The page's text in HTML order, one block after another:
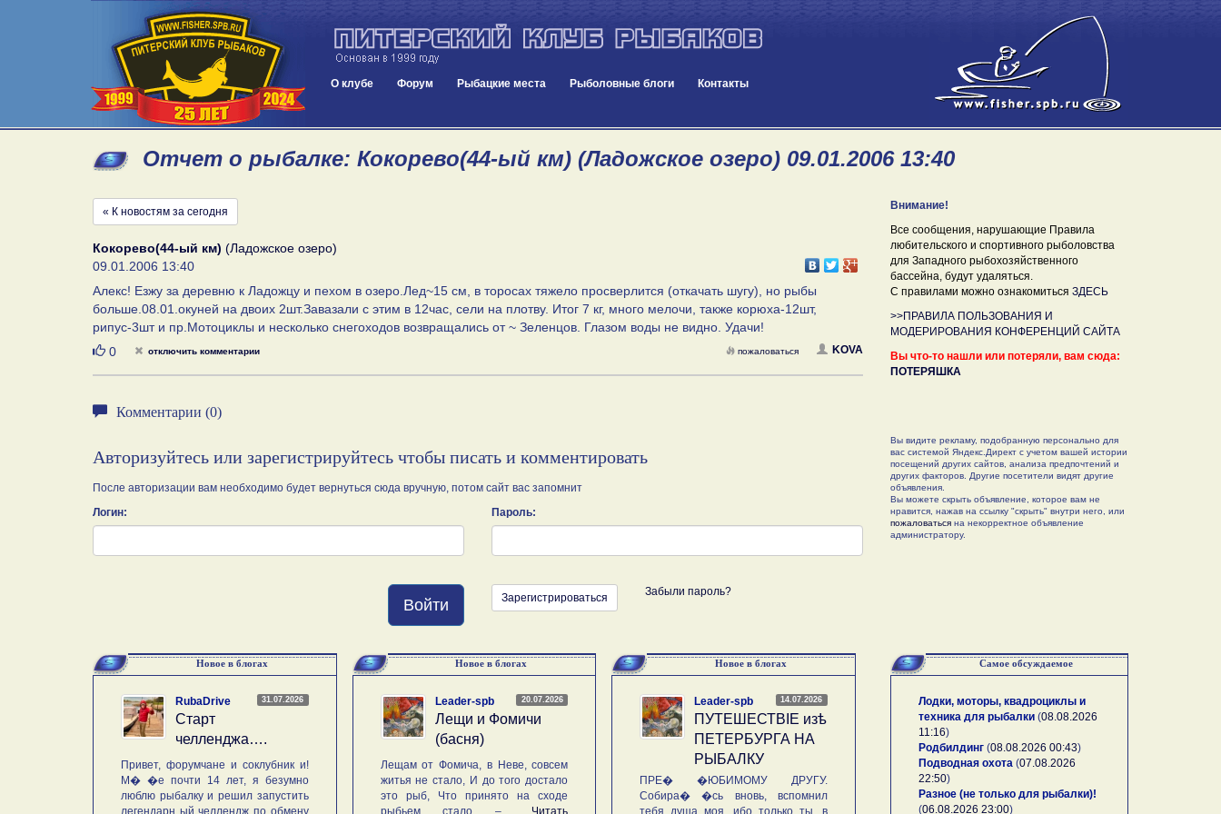
О клубе Форум Рыбацкие места Рыболовные блоги Контакты
Отчет о рыбалке: Кокорево(44-ый км) (Ладожское озеро) 09.01.2006 13:40
« К новостям за сегодня
Кокорево(44-ый км) (Ладожское озеро)
09.01.2006 13:40
Алекс! Езжу за деревню к Ладожцу и пехом в озеро.Лед~15 см, в торосах тяжело просверлится (откачать шугу), но рыбы
больше.08.01.окуней на двоих 2шт.Завазали с этим в 12час, сели на плотву. Итог 7 кг, много мелочи, также корюха-12шт,
рипус-3шт и пр.Мотоциклы и несколько снегоходов возвращались от ~ Зеленцов. Глазом воды не видно. Удачи!
Нравится
0 отключить комментарии KOVA
пожаловаться
Комментарии (0)
Авторизуйтесь или зарегистрируйтесь чтобы писать и комментировать
После авторизации вам необходимо будет вернуться сюда вручную, потом сайт вас запомнит
Логин:
Пароль:
Войти Зарегистрироваться Забыли пароль?
Внимание!
Все сообщения, нарушающие Правила
любительского и спортивного рыболовства
для Западного рыбохозяйственного
бассейна, будут удаляться.
С правилами можно ознакомиться ЗДЕСЬ
>>ПРАВИЛА ПОЛЬЗОВАНИЯ И
МОДЕРИРОВАНИЯ КОНФЕРЕНЦИЙ САЙТА
Вы что-то нашли или потеряли, вам сюда:
ПОТЕРЯШКА
Вы видите рекламу, подобранную персонально для
вас системой Яндекс.Директ с учетом вашей истории
посещений других сайтов, анализа предпочтений и
других факторов. Другие посетители видят другие
объявления.
Вы можете скрыть объявление, которое вам не
нравится, нажав на ссылку "скрыть" внутри него, или
пожаловатьсяна некорректное объявление
администратору.
Новое в блогах
31.07.2026
RubaDrive
Старт
челленджа….
Привет, форумчане и соклубник и!
М� �е почти 14 лет, я безумно
люблю рыбалку и решил запустить
легендарн ый челлендж по обмену
Новое в блогах
20.07.2026
Leader-spb
Лещи и Фомичи
(басня)
Лещам от Фомича, в Неве, совсем
житья не стало, И до того достало
это рыб, Что принято на сходе
рыбьем стало – ... Читать
Новое в блогах
14.07.2026
Leader-spb
ПУТЕШЕСТВIE изѣ
ПЕТЕРБУРГА НА
РЫБАЛКУ
ПРЕ� �ЮБИМОМУ ДРУГУ.
Собира� �сь вновь, вспомнил
тебя душа моя, ибо только ты, в
Самое обсуждаемое
Лодки, моторы, квадроциклы и
техника для рыбалки(08.08.2026
11:16)
Родбилдинг(08.08.2026 00:43)
Подводная охота(07.08.2026
22:50)
Разное (не только для рыбалки)!
(06.08.2026 23:00)